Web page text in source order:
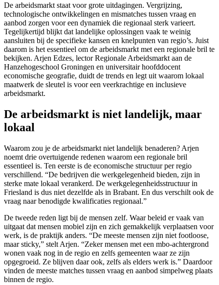
De arbeidsmarkt staat voor grote uitdagingen. Vergrijzing,
technologische ontwikkelingen en mismatches tussen vraag en
aanbod zorgen voor een dynamiek die regionaal sterk varieert.
Tegelijkertijd blijkt dat landelijke oplossingen vaak te weinig
aansluiten bij de specifieke kansen en knelpunten van regio’s. Juist
daarom is het essentieel om de arbeidsmarkt met een regionale bril te
bekijken. Arjen Edzes, lector Regionale Arbeidsmarkt aan de
Hanzehogeschool Groningen en universitair hoofddocent
economische geografie, duidt de trends en legt uit waarom lokaal
maatwerk de sleutel is voor een veerkrachtige en inclusieve
arbeidsmarkt.
De arbeidsmarkt is niet landelijk, maar
lokaal
Waarom zou je de arbeidsmarkt niet landelijk benaderen? Arjen
noemt drie overtuigende redenen waarom een regionale bril
essentieel is. Ten eerste is de economische structuur per regio
verschillend. “De bedrijven die werkgelegenheid bieden, zijn in
sterke mate lokaal verankerd. De werkgelegenheidsstructuur in
Friesland is dus niet dezelfde als in Brabant. En dus verschilt ook de
vraag naar benodigde kwalificaties regionaal.”
De tweede reden ligt bij de mensen zelf. Waar beleid er vaak van
uitgaat dat mensen mobiel zijn en zich gemakkelijk verplaatsen voor
werk, is de praktijk anders. “De meeste mensen zijn niet footloose,
maar sticky,” stelt Arjen. “Zeker mensen met een mbo-achtergrond
wonen vaak nog in de regio en zelfs gemeenten waar ze zijn
opgegroeid. Ze blijven daar ook, zelfs als elders werk is.” Daardoor
vinden de meeste matches tussen vraag en aanbod simpelweg plaats
binnen de regio.